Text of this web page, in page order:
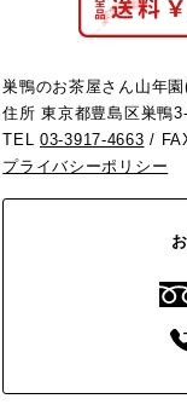
巣鴨のお茶屋さん山年
住所 東京都豊島区巣鴨
TEL03-3917-4663 /
プライバシーポリシー